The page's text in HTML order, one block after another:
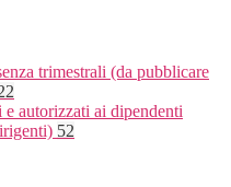
trimestrali (da pubblicare
autorizzati ai dipendenti
52